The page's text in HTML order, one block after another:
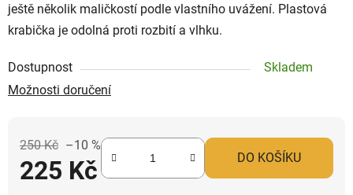
ještě několik maličkostí podle vlastního uvážení. Plastová
krabička je odolná proti rozbití a vlhku.
Dostupnost
Skladem
Možnosti doručení
250 Kč –10 %
225 Kč DO KOŠÍKU